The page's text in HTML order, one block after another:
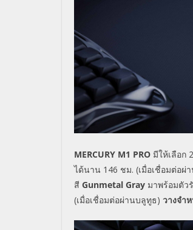
MERCURY M1 PRO มีให้เลือก 2
ได้นาน 146 ชม. (เมื่อเชื่อมต่อผ่
สี Gunmetal Gray มาพร้อมตัว
(เมื่อเชื่อมต่อผ่านบลูทูธ) วางจำ